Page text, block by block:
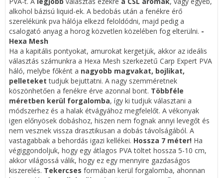
alkohol bázisú liquid-ek. A bedobás után a fenékre érő
szerelékünk pva hálója elkezd feloldódni, majd pedig a
csalogató anyag a horog közvetlen közelében fog elterülni. -
Hexa Mesh
Ha a kapitális pontyokat, amurokat kergetjük, akkor az ideális
választás számunkra a Hexa Mesh szerkezetű Carp Expert PVA
háló, melybe főként a nagyobb magvakat, bojlikat,
pelleteket tudjuk bejuttatni. A nagy szemméretnek
köszönhetően a fenékre érve azonnal bont. Többféle
méretben kerül forgalomba, így ki tudjuk választani a
módszerhez és a halak étvágyához megfelelőt. A vékonyak
igen előnyösek dobáshoz, hiszen nem fognak annyi levegőt és
nem vesznek vissza drasztikusan a dobás távolságából. A
vastagabbak a behordás igazi kellékei. Hossza 7 méter! Ha
végiggondoljuk, hogy egy átlagos PVA töltet hossza 5-10 cm,
akkor világossá válik, hogy ez egy mennyire gazdaságos
kiszerelés. Tekercses formában kerül forgalomba, ahonnan